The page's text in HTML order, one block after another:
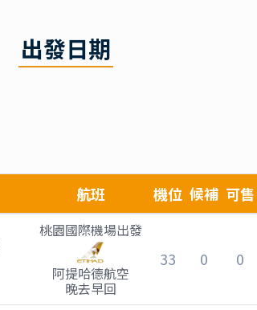
出發日期
航班 機位 候補 可售
桃園國際機場出發
阿提哈德航空
晚去早回
33 0 0